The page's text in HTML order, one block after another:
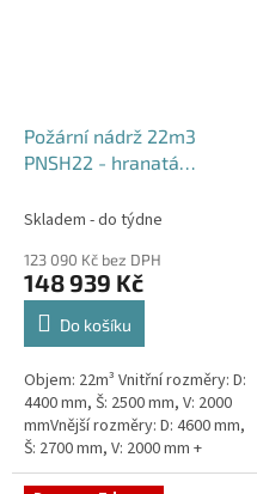
Požární nádrž 22m3
PNSH22 - hranatá
Skladem - do týdne
123 090 Kč bez DPH
148 939 Kč
Do košíku
Objem: 22m³ Vnitřní rozměry: D:
4400 mm, Š: 2500 mm, V: 2000
mmVnější rozměry: D: 4600 mm,
Š: 2700 mm, V: 2000 mm +
komínek Běžná doba dodání 2-3